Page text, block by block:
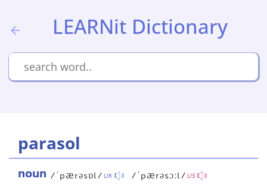
LEARNit Dictionary
parasol
noun /ˈpærəsɒl/UK /ˈpærəsɔːl/US